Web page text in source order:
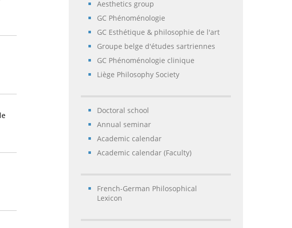
Aesthetics group
GC Phénoménologie
GC Esthétique & philosophie de l'art
Groupe belge d'études sartriennes
GC Phénoménologie clinique
Liège Philosophy Society
Doctoral school
Annual seminar
Academic calendar
Academic calendar (Faculty)
French-German Philosophical
Lexicon